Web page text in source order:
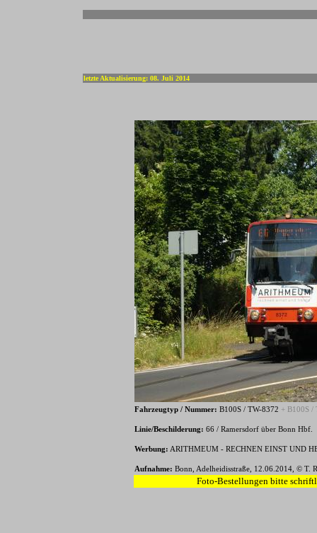
letzte Aktualisierung: 08. Juli 2014
Fahrzeugtyp / Nummer: B100S / TW-8372 + B100S /
Linie/Beschilderung: 66 / Ramersdorf über Bonn Hbf.
Werbung: ARITHMEUM - RECHNEN EINST UND
Aufnahme: Bonn, Adelheidisstraße, 12.06.2014, © T.
Foto-Bestellungen bitte